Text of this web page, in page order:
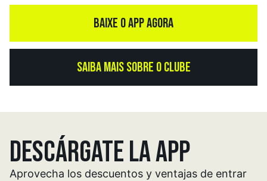
BAIXE O APP AGORA
SAIBA MAIS SOBRE O CLUBE
DESCÁRGATE LA APP
Aprovecha los descuentos y ventajas de entrar